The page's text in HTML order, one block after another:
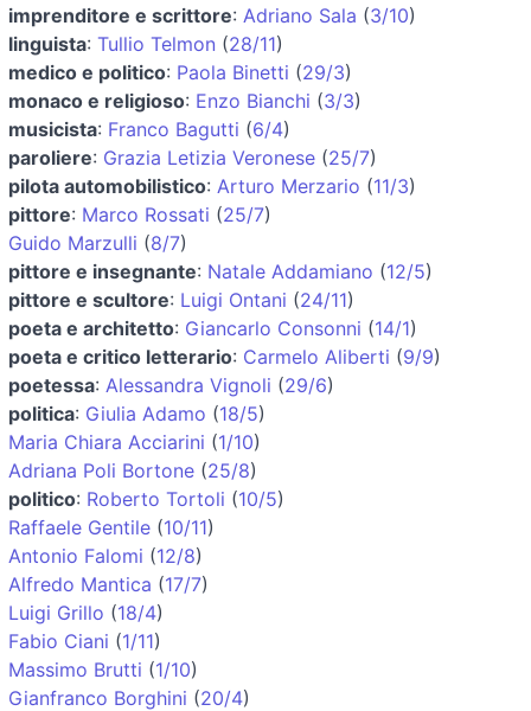
imprenditore e scrittore: Adriano Sala (3/10)
linguista: Tullio Telmon (28/11)
medico e politico: Paola Binetti (29/3)
monaco e religioso: Enzo Bianchi (3/3)
musicista: Franco Bagutti (6/4)
paroliere: Grazia Letizia Veronese (25/7)
pilota automobilistico: Arturo Merzario (11/3)
pittore: Marco Rossati (25/7)
Guido Marzulli (8/7)
pittore e insegnante: Natale Addamiano (12/5)
pittore e scultore: Luigi Ontani (24/11)
poeta e architetto: Giancarlo Consonni (14/1)
poeta e critico letterario: Carmelo Aliberti (9/9)
poetessa: Alessandra Vignoli (29/6)
politica: Giulia Adamo (18/5)
Maria Chiara Acciarini (1/10)
Adriana Poli Bortone (25/8)
politico: Roberto Tortoli (10/5)
Raffaele Gentile (10/11)
Antonio Falomi (12/8)
Alfredo Mantica (17/7)
Luigi Grillo (18/4)
Fabio Ciani (1/11)
Massimo Brutti (1/10)
Gianfranco Borghini (20/4)